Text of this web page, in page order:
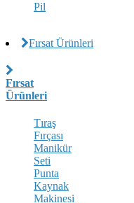
Pil
Fırsat Ürünleri
Fırsat
Ürünleri
Tıraş
Fırçası
Manikür
Seti
Punta
Kaynak
Makinesi